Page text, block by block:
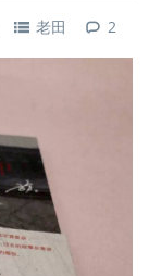
老田 2